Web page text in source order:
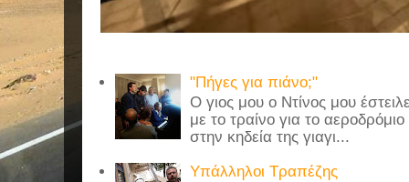
"Πήγες για πιάνο;"
Ο γιος μου ο Ντίνος μου
με το τραίνο για το
στην κηδεία της γιαγι...
Υπάλληλοι Τραπέζης